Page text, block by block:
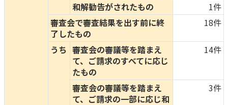
和解勧告がされたもの
1件
審査会で審査結果を出す前に終
了したもの
18件
うち 審査会の審議等を踏まえ
て、ご請求のすべてに応じ
たもの
14件
審査会の審議等を踏まえ
て、ご請求の一部に応じ和
3件